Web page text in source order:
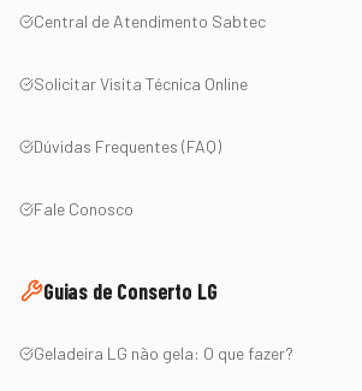
Central de Atendimento Sabtec
Solicitar Visita Técnica Online
Dúvidas Frequentes (FAQ)
Fale Conosco
Guias de Conserto LG
Geladeira LG não gela: O que fazer?